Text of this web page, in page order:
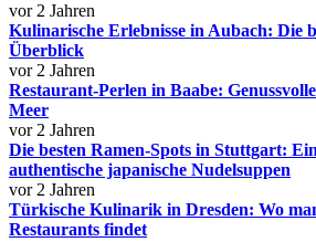
vor 2 Jahren
Kulinarische Erlebnisse in Aubach: Die
Überblick
vor 2 Jahren
Restaurant-Perlen in Baabe:
Meer
vor 2 Jahren
Die besten Ramen-Spots in Stuttgart:
authentische japanische Nudelsuppen
vor 2 Jahren
Türkische Kulinarik in Dresden: Wo
Restaurants findet